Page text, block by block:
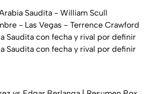
Saudita - William Scull
- Las Vegas - Terrence Crawford
Saudita con fecha y rival por definir
Saudita con fecha y rival por definir